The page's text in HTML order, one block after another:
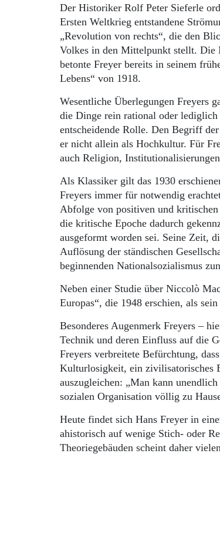
Der Historiker Rolf Peter Sieferle
Ersten Weltkrieg entstandene
„Revolution von rechts“, die den
Volkes in den Mittelpunkt stellt. Die
betonte Freyer bereits in seinem
Lebens“ von 1918.
Wesentliche Überlegungen Freyers
die Dinge rein rational oder
entscheidende Rolle. Den Begriff
er nicht allein als Hochkultur. Für
auch Religion,
Als Klassiker gilt das 1930
Freyers immer für notwendig
Abfolge von positiven und
die kritische Epoche dadurch
ausgeformt worden sei. Seine Zeit,
Auflösung der ständischen
beginnenden Nationalsozialismus
Neben einer Studie über Niccolò
Europas“, die 1948 erschien, als
Besonderes Augenmerk Freyers –
Technik und deren Einfluss auf die
Freyers verbreitete Befürchtung,
Kulturlosigkeit, ein zivilisatorisches
auszugleichen: „Man kann
sozialen Organisation völlig zu
Heute findet sich Hans Freyer in
ahistorisch auf wenige Stich- oder
Theoriegebäuden scheint daher